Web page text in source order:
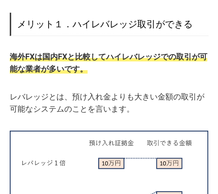
メリット１．ハイレバレッジ取引ができる
海外FXは国内FXと比較してハイレバレッジでの取引が可
能な業者が多いです。
レバレッジとは、預け入れ金よりも大きい金額の取引が
可能なシステムのことを言います。